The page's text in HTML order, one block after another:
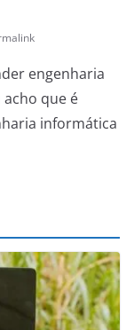
engenharia
que é
informática